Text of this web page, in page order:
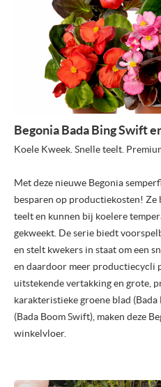
Begonia Bada Bing Swift
Koele Kweek. Snelle teelt.
Met deze nieuwe Begonia
besparen op productiekosten! Ze
teelt en kunnen bij koelere
gekweekt. De serie biedt
en stelt kwekers in staat om een
en daardoor meer productiecycli
uitstekende vertakking en grote,
karakteristieke groene blad
(Bada Boom Swift), maken deze
winkelvloer.